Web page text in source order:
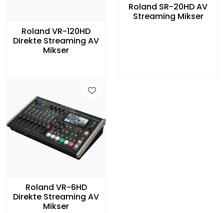
Roland VR-120HD
Direkte Streaming AV
Mikser
Roland SR-20HD AV
Streaming Mikser
Roland VR-6HD
Direkte Streaming AV
Mikser